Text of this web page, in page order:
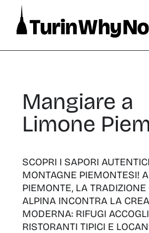
Mangiare a
Limone
SCOPRI I SAPORI
MONTAGNE PIEMONTESI!
PIEMONTE, LA
ALPINA INCONTRA LA
MODERNA: RIFUGI
RISTORANTI TIPICI E